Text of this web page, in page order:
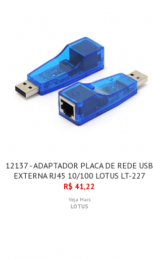
12137 - ADAPTADOR PLACA DE REDE USB
EXTERNA RJ45 10/100 LOTUS LT-227
R$ 41,22
Veja Mais
LOTUS